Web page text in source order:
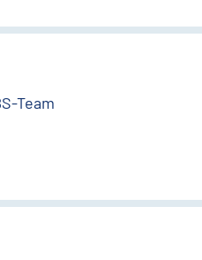
Team